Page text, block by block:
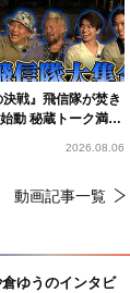
決戦』飛信隊が焚き
動 秘蔵トーク満載
ンプ”開催
2026.08.06
動画記事一覧
ゆうのインタビ